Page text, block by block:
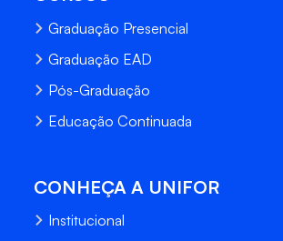
Graduação Presencial
Graduação EAD
Pós-Graduação
Educação Continuada
CONHEÇA A UNIFOR
Institucional